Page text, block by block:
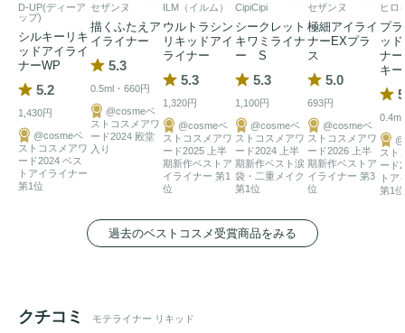
D-UP(ディーア
ップ)
シルキーリキ
ッドアイライ
ナーWP
5.2
1,430円
@cosmeベ
ストコスメアワ
ード2024 ベス
トアイライナー
第1位
セザンヌ
描くふたえア
イライナー
5.3
0.5ml・660円
@cosmeベ
ストコスメアワ
ード2024 殿堂
入り
ILM（イルム）
ウルトラシン
リキッドアイ
ライナー
5.3
1,320円
@cosmeベ
ストコスメアワ
ード2025 上半
期新作ベストア
イライナー 第1
位
CipiCipi
シークレット
キワミライナ
ー S
5.3
1,100円
@cosmeベ
ストコスメアワ
ード2024 上半
期新作ベスト涙
袋・二重メイク
第1位
セザンヌ
極細アイライ
ナーEXプラ
ス
5.0
693円
@cosmeベ
ストコスメアワ
ード2026 上半
期新作ベストア
イライナー 第3
位
ヒロ
プ
ッ
ナ
キ
スト
ード
トア
第1位
過去のベストコスメ受賞商品をみる
クチコミ モテライナー リキッド